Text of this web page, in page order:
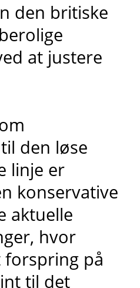
den britiske
at justere
den løse
linje er
konservative
aktuelle
hvor
på
til det